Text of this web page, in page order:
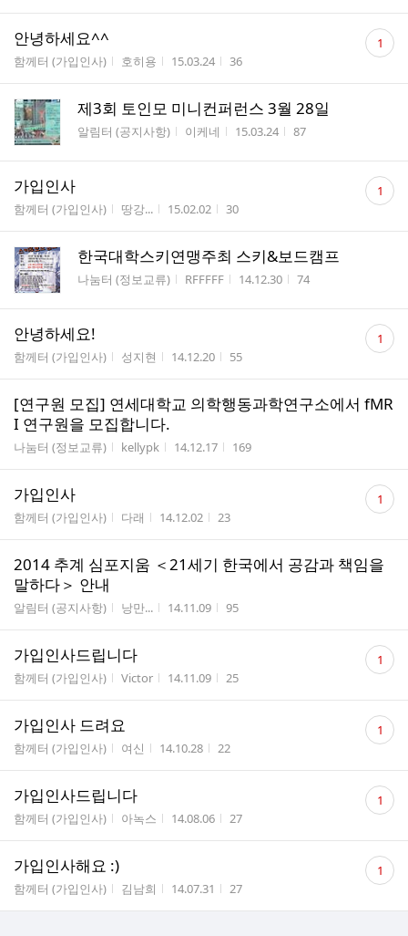
안녕하세요^^
게시판명
함께터 (가입인사) 작성자
호히용 작성시간
15.03.24 조회수
36
댓
글 1
제3회 토인모 미니컨퍼런스 3월 28일
게시판명
알림터 (공지사항) 작성자
이케네 작성시간
15.03.24 조회수
87
가입인사
게시판명
함께터 (가입인사) 작성자
땅강... 작성시간
15.02.02 조회수
30
댓
글 1
한국대학스키연맹주최 스키&보드캠프
게시판명
나눔터 (정보교류) 작성자
RFFFFF 작성시간
14.12.30 조회수
74
안녕하세요!
게시판명
함께터 (가입인사) 작성자
성지현 작성시간
14.12.20 조회수
55
댓
글 1
[연구원 모집] 연세대학교 의학행동과학연구소에서 fMR
I 연구원을 모집합니다.
게시판명
나눔터 (정보교류) 작성자
kellypk 작성시간
14.12.17 조회수
169
가입인사
게시판명
함께터 (가입인사) 작성자
다래 작성시간
14.12.02 조회수
23
댓
글 1
2014 추계 심포지움 ＜21세기 한국에서 공감과 책임을
말하다＞ 안내
게시판명
알림터 (공지사항) 작성자
낭만... 작성시간
14.11.09 조회수
95
가입인사드립니다
게시판명
함께터 (가입인사) 작성자
Victor 작성시간
14.11.09 조회수
25
댓
글 1
가입인사 드려요
게시판명
함께터 (가입인사) 작성자
여신 작성시간
14.10.28 조회수
22
댓
글 1
가입인사드립니다
게시판명
함께터 (가입인사) 작성자
아녹스 작성시간
14.08.06 조회수
27
댓
글 1
가입인사해요 :)
게시판명
함께터 (가입인사) 작성자
김남희 작성시간
14.07.31 조회수
27
댓
글 1